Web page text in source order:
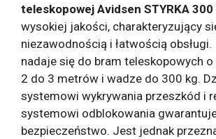
teleskopowej Avidsen STYRKA 300
wysokiej jakości, charakteryzujący
niezawodnością i łatwością obsługi.
nadaje się do bram teleskopowych
2 do 3 metrów i wadze do 300 kg.
systemowi wykrywania przeszkód i
systemowi odblokowania
bezpieczeństwo. Jest jednak